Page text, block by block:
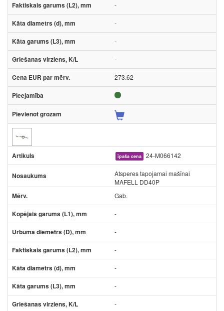
-
-
-
-
273.62
īpaša cena 24-M066142
Atsperes tapojamai mašīnai
MAFELL DD40P
Gab.
-
-
-
-
-
-